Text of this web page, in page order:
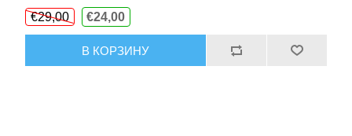
€29,00 €24,00
В КОРЗИНУ